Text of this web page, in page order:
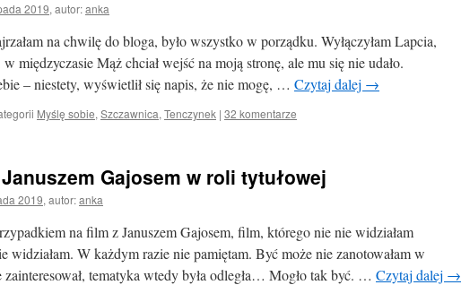
2019, autor:anka
na chwilę do bloga, było wszystko w porządku. Wyłączyłam Lapcia,
w międzyczasie Mąż chciał wejść na moją stronę, ale mu się nie udało.
– niestety, wyświetlił się napis, że nie mogę, … Czytaj dalej →
Myślę sobie, Szczawnica, Tenczynek | 32 komentarze
Gajosem w roli tytułowej
2019, autor:anka
na film z Januszem Gajosem, film, którego nie nie widziałam
widziałam. W każdym razie nie pamiętam. Być może nie zanotowałam w
tematyka wtedy była odległa… Mogło tak być. … Czytaj dalej →